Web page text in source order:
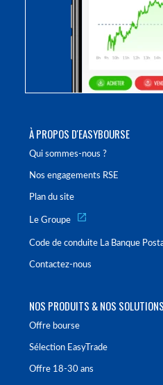
À PROPOS D'EASYBOURSE
Qui sommes-nous ?
Nos engagements RSE
Plan du site
Le Groupe
Code de conduite La Banque
Contactez-nous
NOS PRODUITS & NOS SOLUTIONS
Offre bourse
Sélection EasyTrade
Offre 18-30 ans